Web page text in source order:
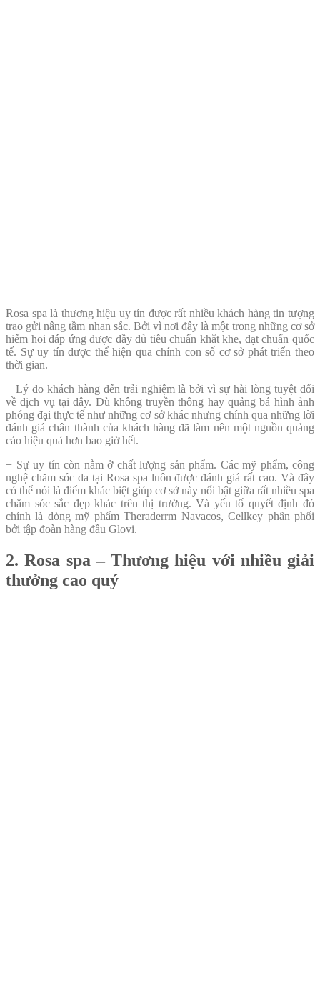
Rosa spa là thương hiệu uy tín được rất nhiều khách hàng tin tượng
trao gửi nâng tầm nhan sắc. Bởi vì nơi đây là một trong những cơ sở
hiếm hoi đáp ứng được đầy đủ tiêu chuẩn khắt khe, đạt chuẩn quốc
tế. Sự uy tín được thể hiện qua chính con số cơ sở phát triển theo
thời gian.
+ Lý do khách hàng đến trải nghiệm là bởi vì sự hài lòng tuyệt đối
về dịch vụ tại đây. Dù không truyền thông hay quảng bá hình ảnh
phóng đại thực tế như những cơ sở khác nhưng chính qua những lời
đánh giá chân thành của khách hàng đã làm nên một nguồn quảng
cáo hiệu quả hơn bao giờ hết.
+ Sự uy tín còn nằm ở chất lượng sản phẩm. Các mỹ phẩm, công
nghệ chăm sóc da tại Rosa spa luôn được đánh giá rất cao. Và đây
có thể nói là điểm khác biệt giúp cơ sở này nổi bật giữa rất nhiều spa
chăm sóc sắc đẹp khác trên thị trường. Và yếu tố quyết định đó
chính là dòng mỹ phẩmTheraderrm Navacos, Cellkey phân phối
bởi tập đoàn hàng đầu Glovi.
2. Rosa spa – Thương hiệu với nhiều giải
thưởng cao quý